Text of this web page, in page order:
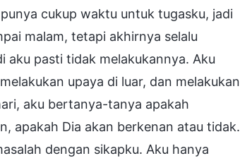
cukup waktu untuk tugasku, jadi
malam, tetapi akhirnya selalu
aku pasti tidak melakukannya. Aku
upaya di luar, dan melakukan
aku bertanya-tanya apakah
apakah Dia akan berkenan atau tidak.
dengan sikapku. Aku hanya